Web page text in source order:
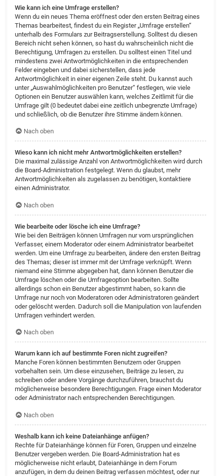
Wie kann ich eine Umfrage erstellen?
Wenn du ein neues Thema eröffnest oder den ersten Beitrag eines
Themas bearbeitest, findest du ein Register „Umfrage erstellen“
unterhalb des Formulars zur Beitragserstellung. Solltest du diesen
Bereich nicht sehen können, so hast du wahrscheinlich nicht die
Berechtigung, Umfragen zu erstellen. Du solltest einen Titel und
mindestens zwei Antwortmöglichkeiten in die entsprechenden
Felder eingeben und dabei sicherstellen, dass jede
Antwortmöglichkeit in einer eigenen Zeile steht. Du kannst auch
unter „Auswahlmöglichkeiten pro Benutzer“ festlegen, wie viele
Optionen ein Benutzer auswählen kann, welches Zeitlimit für die
Umfrage gilt (0 bedeutet dabei eine zeitlich unbegrenzte Umfrage)
und schließlich, ob die Benutzer ihre Stimme ändern können.
Nach oben
Wieso kann ich nicht mehr Antwortmöglichkeiten erstellen?
Die maximal zulässige Anzahl von Antwortmöglichkeiten wird durch
die Board-Administration festgelegt. Wenn du glaubst, mehr
Antwortmöglichkeiten als zugelassen zu benötigen, kontaktiere
einen Administrator.
Nach oben
Wie bearbeite oder lösche ich eine Umfrage?
Wie bei den Beiträgen können Umfragen nur vom ursprünglichen
Verfasser, einem Moderator oder einem Administrator bearbeitet
werden. Um eine Umfrage zu bearbeiten, ändere den ersten Beitrag
des Themas; dieser ist immer mit der Umfrage verknüpft. Wenn
niemand eine Stimme abgegeben hat, dann können Benutzer die
Umfrage löschen oder die Umfrageoption bearbeiten. Sollte
allerdings schon ein Benutzer abgestimmt haben, so kann die
Umfrage nur noch von Moderatoren oder Administratoren geändert
oder gelöscht werden. Dadurch soll die Manipulation von laufenden
Umfragen verhindert werden.
Nach oben
Warum kann ich auf bestimmte Foren nicht zugreifen?
Manche Foren können bestimmten Benutzern oder Gruppen
vorbehalten sein. Um diese einzusehen, Beiträge zu lesen, zu
schreiben oder andere Vorgänge durchzuführen, brauchst du
möglicherweise besondere Berechtigungen. Frage einen Moderator
oder Administrator nach entsprechenden Berechtigungen.
Nach oben
Weshalb kann ich keine Dateianhänge anfügen?
Rechte für Dateianhänge können für Foren, Gruppen und einzelne
Benutzer vergeben werden. Die Board-Administration hat es
möglicherweise nicht erlaubt, Dateianhänge in dem Forum
anzufügen, in dem du deinen Beitrag verfassen möchtest, oder nur